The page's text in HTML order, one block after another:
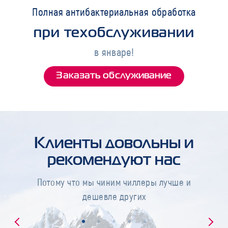
Полная антибактериальная обработка
при техобслуживании
в январе!
Заказать обслуживание
Клиенты довольны и
рекомендуют нас
Потому что мы чиним чиллеры лучше и
дешевле других